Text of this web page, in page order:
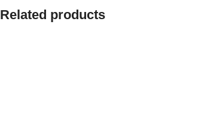
Related products